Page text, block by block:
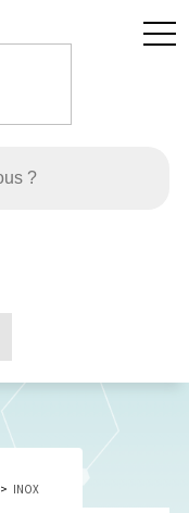
INOX